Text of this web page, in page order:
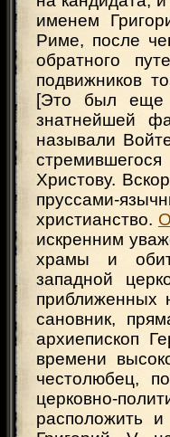
именем
Риме, после
обратного
подвижников
[Это был еще
знатнейшей
называли
Христову.
пруссами-
христианство.
искренним
храмы и
западной
приближенных
сановник,
архиепископ
времени
честолюбец,
церковно-
расположить